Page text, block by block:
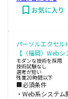
お気に入り
パーソルエクセル
【〈福岡〉Web
モダンな技術を採用
技術試験なし
選考が短い
残業20時間以下
■必須条件
・Web系システ